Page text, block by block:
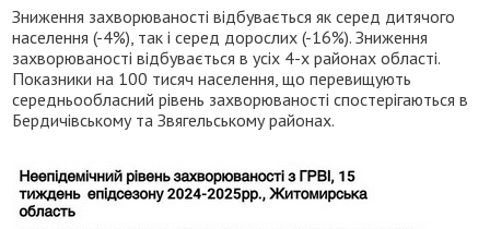
Зниження захворюваності відбувається як серед дитячого
населення (-4%), так і серед дорослих (-16%). Зниження
захворюваності відбувається в усіх 4-х районах області.
Показники на 100 тисяч населення, що перевищують
середньообласний рівень захворюваності спостерігаються в
Бердичівському та Звягельському районах.